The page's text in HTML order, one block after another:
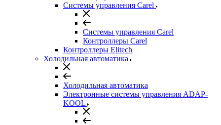
Системы управления Carel
Системы управления Carel
Контроллеры Carel
Контроллеры Elitech
Холодильная автоматика
Холодильная автоматика
Электронные системы управления ADAP-
KOOL